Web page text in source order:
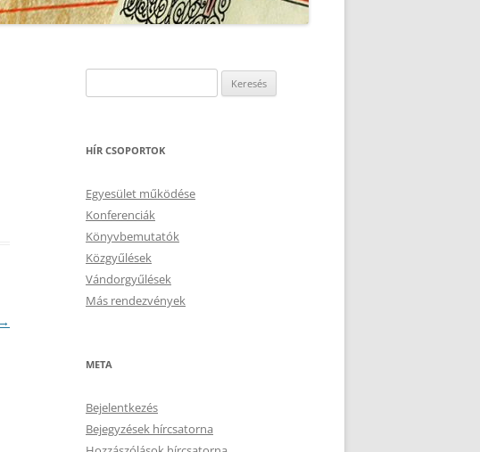
→
HÍR CSOPORTOK
Egyesület működése
Konferenciák
Könyvbemutatók
Közgyűlések
Vándorgyűlések
Más rendezvények
META
Bejelentkezés
Bejegyzések hírcsatorna